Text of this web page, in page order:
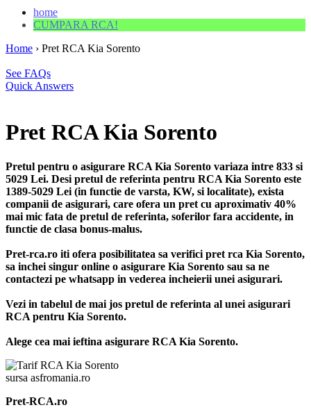
home
CUMPARA RCA!
Home › Pret RCA Kia Sorento
See FAQs
Quick Answers
Pret RCA Kia Sorento
Pretul pentru o asigurare RCA Kia Sorento variaza intre 833 si
5029 Lei. Desi pretul de referinta pentru RCA Kia Sorento este
1389-5029 Lei (in functie de varsta, KW, si localitate), exista
companii de asigurari, care ofera un pret cu aproximativ 40%
mai mic fata de pretul de referinta, soferilor fara accidente, in
functie de clasa bonus-malus.
Pret-rca.ro iti ofera posibilitatea sa verifici pret rca Kia Sorento,
sa inchei singur online o asigurare Kia Sorento sau sa ne
contactezi pe whatsapp in vederea incheierii unei asigurari.
Vezi in tabelul de mai jos pretul de referinta al unei asigurari
RCA pentru Kia Sorento.
Alege cea mai ieftina asigurare RCA Kia Sorento.
sursa asfromania.ro
Pret-RCA.ro